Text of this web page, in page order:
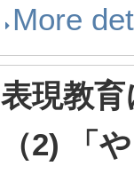
More
表現教
（2) 「